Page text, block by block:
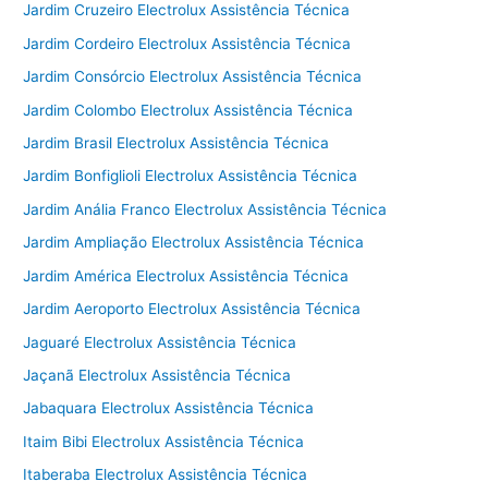
Jardim Cruzeiro Electrolux Assistência Técnica
Jardim Cordeiro Electrolux Assistência Técnica
Jardim Consórcio Electrolux Assistência Técnica
Jardim Colombo Electrolux Assistência Técnica
Jardim Brasil Electrolux Assistência Técnica
Jardim Bonfiglioli Electrolux Assistência Técnica
Jardim Anália Franco Electrolux Assistência Técnica
Jardim Ampliação Electrolux Assistência Técnica
Jardim América Electrolux Assistência Técnica
Jardim Aeroporto Electrolux Assistência Técnica
Jaguaré Electrolux Assistência Técnica
Jaçanã Electrolux Assistência Técnica
Jabaquara Electrolux Assistência Técnica
Itaim Bibi Electrolux Assistência Técnica
Itaberaba Electrolux Assistência Técnica